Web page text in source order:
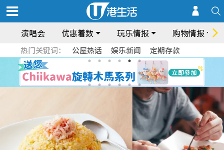
演唱会 优惠着数 玩乐情报 购物情报
热门关键词： 公屋热话 娱乐新闻 定期存款